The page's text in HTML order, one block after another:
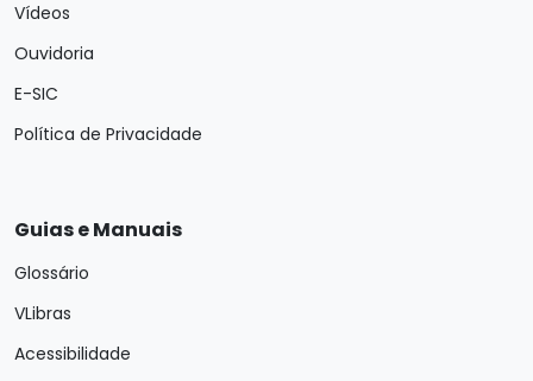
Vídeos
Ouvidoria
E-SIC
Política de Privacidade
Guias e Manuais
Glossário
VLibras
Acessibilidade